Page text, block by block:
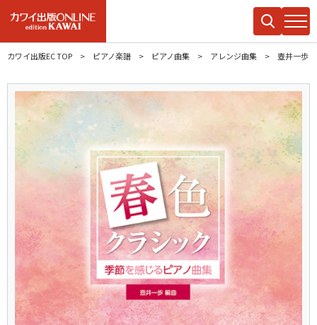
カワイ出版EC TOP ピアノ楽譜 ピアノ曲集 アレンジ曲集 壺井一歩